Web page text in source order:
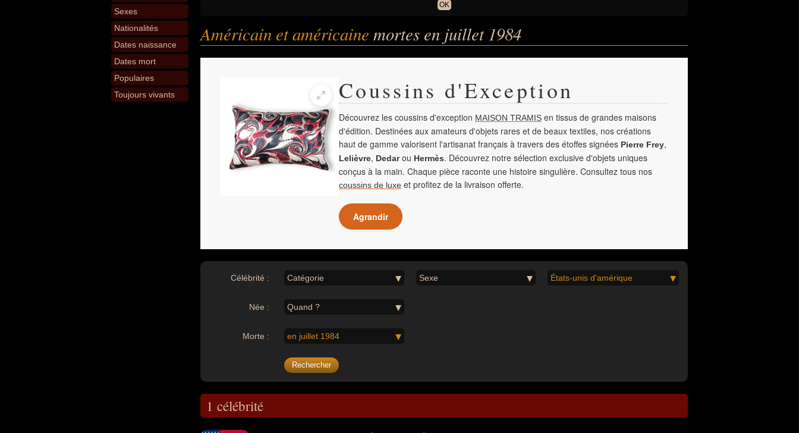
Sexes
Nationalités
Dates naissance
Dates mort
Populaires
Toujours vivants
OK
Américain et américaine mortes en juillet 1984
Coussins d'Exception
Découvrez les coussins d'exception MAISON TRAMIS en tissus de grandes maisons
d'édition. Destinées aux amateurs d'objets rares et de beaux textiles, nos créations
haut de gamme valorisent l'artisanat français à travers des étoffes signées Pierre Frey,
Lelièvre, Dedarou Hermès. Découvrez notre sélection exclusive d'objets uniques
conçus à la main. Chaque pièce raconte une histoire singulière. Consultez tous nos
coussins de luxe et profitez de la livraison offerte.
Agrandir
Célébrité : Catégorie Sexe États-unis d'amérique
Née : Quand ?
Morte : en juillet 1984
1 célébrité